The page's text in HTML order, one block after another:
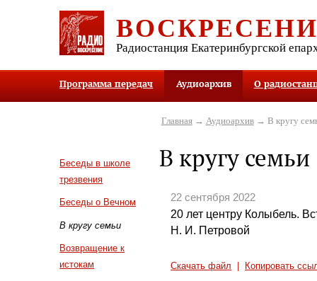
Радиостанция Екатеринбургской
Программа передач Аудиоархив О
Беседы в школе
трезвения
Беседы о Вечном
В кругу семьи
Возвращение к
истокам
Главная→ Аудиоархив→ В кругу
В кругу семьи
22 сентября 2022
20 лет центру Колыбель.
Н. И. Петровой
Скачать файл Копировать